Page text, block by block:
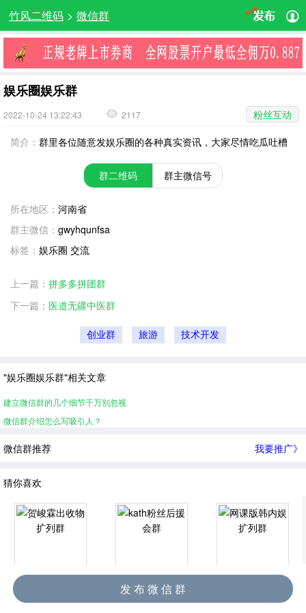
竹风二维码 > 微信群
娱乐圈娱乐群
2022-10-24 13:22:43 2117
粉丝互动
简介： 群里各位随意发娱乐圈的各种真实资讯，大家尽情吃瓜吐槽
群二维码 群主微信号
所在地区： 河南省
群主微信： gwyhqunfsa
标签： 娱乐圈 交流
上一篇： 拼多多拼团群
下一篇： 医道无疆中医群
创业群 旅游 技术开发
"娱乐圈娱乐群"相关文章
建立微信群的几个细节千万别忽视
微信群介绍怎么写吸引人？
微信群推荐 我要推广》
猜你喜欢
贺峻霖出收物扩列群 kath粉丝后援会群 网课版韩内娱扩列群
发 布 微 信 群